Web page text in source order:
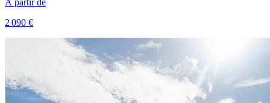
À partir de
2 090 €